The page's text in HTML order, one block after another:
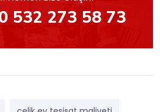
532 273 58 73